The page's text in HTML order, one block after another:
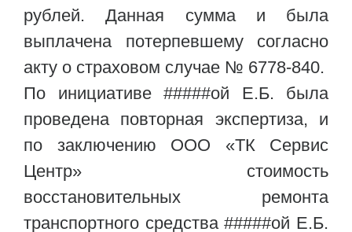
рублей. Данная сумма и была
выплачена потерпевшему согласно
акту о страховом случае № 6778-840.
По инициативе #####ой Е.Б. была
проведена повторная экспертиза, и
по заключению ООО «ТК Сервис
Центр» стоимость
восстановительных ремонта
транспортного средства #####ой Е.Б.